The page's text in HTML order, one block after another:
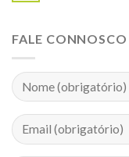
FALE CONNOSCO